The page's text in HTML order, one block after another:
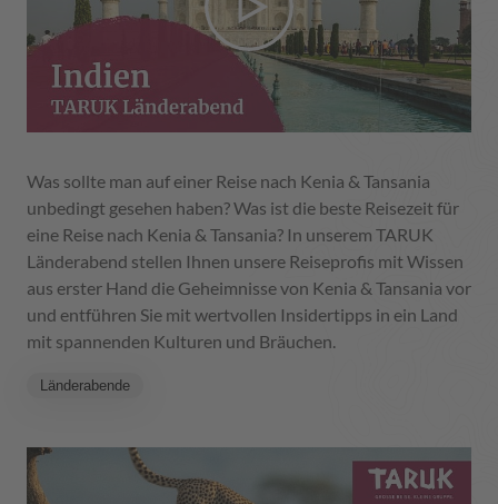
Was sollte man auf einer Reise nach Kenia & Tansania
unbedingt gesehen haben? Was ist die beste Reisezeit für
eine Reise nach Kenia & Tansania? In unserem TARUK
Länderabend stellen Ihnen unsere Reiseprofis mit Wissen
aus erster Hand die Geheimnisse von Kenia & Tansania vor
und entführen Sie mit wertvollen Insidertipps in ein Land
mit spannenden Kulturen und Bräuchen.
Länderabende